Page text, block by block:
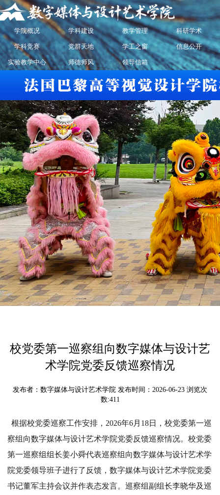
学院概况 学科建设 教学管理 科研学术
学科竞赛 党群天地 学工之窗 信息公开
实验教学中心 师德师风 领导信箱
校党委第一巡察组向数字媒体与设计艺
术学院党委反馈巡察情况
发布者：数字媒体与设计艺术学院 发布时间：2026-06-23 浏览次
数:411
根据校党委巡察工作安排，2026年6月18日，校党委第一巡
察组向数字媒体与设计艺术学院党委反馈巡察情况。校党委
第一巡察组组长姜小舜代表巡察组向数字媒体与设计艺术学
院党委领导班子进行了反馈，数字媒体与设计艺术学院党委
书记董军主持会议并作表态发言。巡察组副组长李晓华及巡